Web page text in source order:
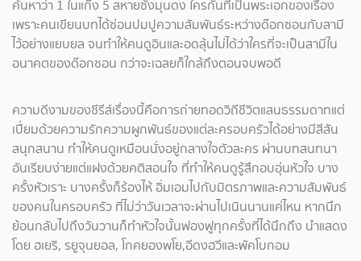
ค้นหาว่า 1 ในแก๊ง 5 สหายซังมุนดง ใครกันที่เป็นพระเอกของเรื่อง
เพราะคนเขียนบทได้ซ่อนปมปูความสัมพันธ์ระหว่างด๊อกซอนกับสามี
ไว้อย่างแยบยล จนทำให้คนดูอินและอดลุ้นไม่ได้ว่าใครที่จะเป็นสามีใน
อนาคตของด๊อกซอน กว่าจะเฉลยก็ใกล้ถึงตอนจบพอดี
ความดีงามของซีรีส์เรื่องนี้คือการถ่ายทอดวิถีชีวิตแสนธรรมดาทแต่
เปี่ยมด้วยความรักความผูกพันธ์ของแต่ละครอบครัวได้อย่างมีสีสัน
สนุกสนาน ทำให้คนดูเหมือนนั่งอยู่กลางใจตัวละคร ผ่านบทสนทนา
อันเรียบง่ายแต่แฝงด้วยคติสอนใจ ที่ทำให้คนดูรู้สึกอบอุ่นหัวใจ บาง
ครั้งหัวเราะ บางครั้งก็ร้องไห้ อิ่มเอมไปกับมิตรภาพและความสัมพันธ์
ของคนในครอบครัว ที่ไม่ว่าวันเวลาจะผ่านไปเนินนานแค่ไหน หากนึก
ย้อนกลับไปถึงวันวานก็ทำหัวใจนั้นฟองฟูทุกครั้งที่ได้นึกถึง นำแสดง
โดย ฮเยริ, รยูจุนยอล, โกคยองพโย,อีดงฮวีและพัคโบกอม